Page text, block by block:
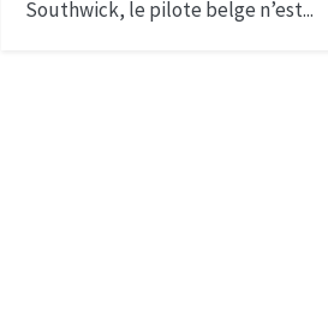
Southwick, le pilote belge n’est...